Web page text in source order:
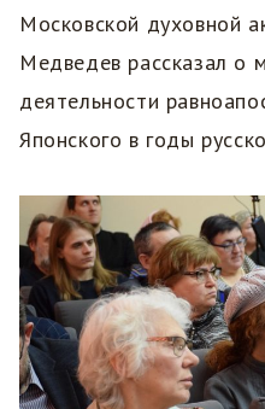
Московской духовной
Медведев рассказал о
деятельности
Японского в годы